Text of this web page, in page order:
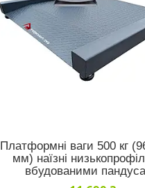
Платформні ваги 500 кг
мм) наїзні
вбудованими